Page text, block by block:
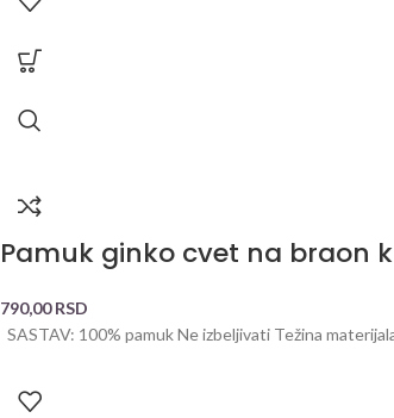
Pamuk ginko cvet na braon
790,00RSD
SASTAV: 100% pamuk Ne izbeljivati Težina